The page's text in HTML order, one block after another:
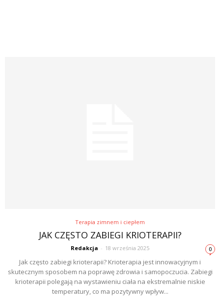
Terapia zimnem i ciepłem
JAK CZĘSTO ZABIEGI KRIOTERAPII?
Redakcja - 18 września 2025 0
Jak często zabiegi krioterapii? Krioterapia jest innowacyjnym i
skutecznym sposobem na poprawę zdrowia i samopoczucia. Zabiegi
krioterapii polegają na wystawieniu ciała na ekstremalnie niskie
temperatury, co ma pozytywny wpływ...